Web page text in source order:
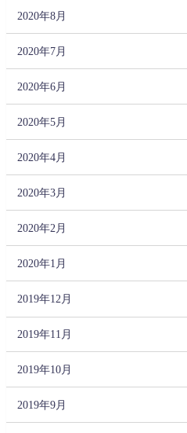
2020年8月
2020年7月
2020年6月
2020年5月
2020年4月
2020年3月
2020年2月
2020年1月
2019年12月
2019年11月
2019年10月
2019年9月